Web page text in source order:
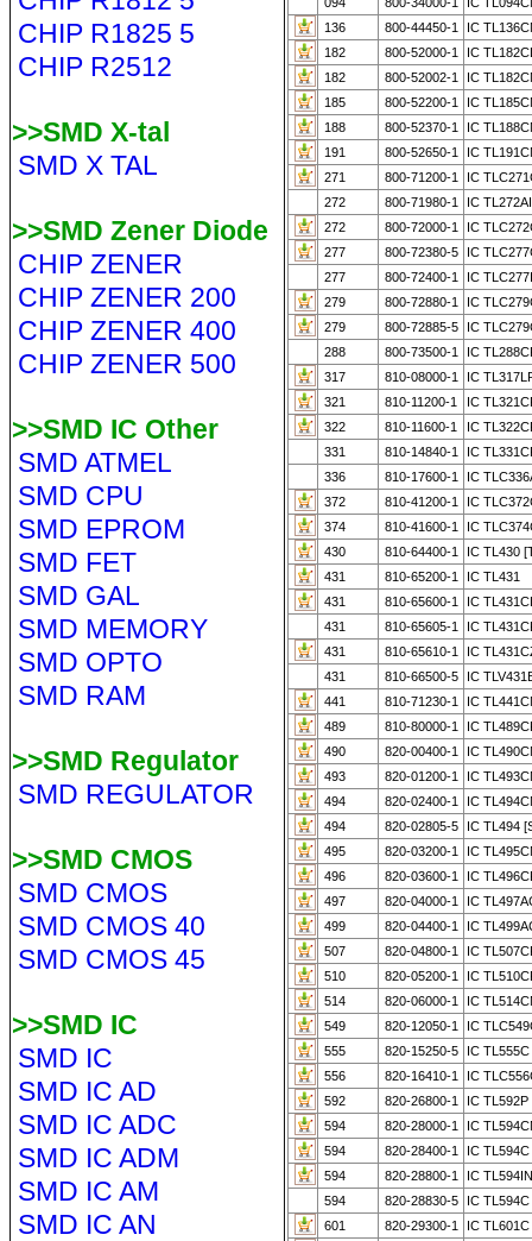
CHIP R1825 5
CHIP R2512
>>SMD X-tal
SMD X TAL
>>SMD Zener Diode
CHIP ZENER
CHIP ZENER 200
CHIP ZENER 400
CHIP ZENER 500
>>SMD IC Other
SMD ATMEL
SMD CPU
SMD EPROM
SMD FET
SMD GAL
SMD MEMORY
SMD OPTO
SMD RAM
>>SMD Regulator
SMD REGULATOR
>>SMD CMOS
SMD CMOS
SMD CMOS 40
SMD CMOS 45
>>SMD IC
SMD IC
SMD IC AD
SMD IC ADC
SMD IC ADM
SMD IC AM
SMD IC AN
136
800-44450-1
IC
182
800-52000-1
IC
182
800-52002-1
IC
185
800-52200-1
IC
188
800-52370-1
IC
191
800-52650-1
IC
271
800-71200-1
IC
272
800-71980-1
IC
272
800-72000-1
IC
277
800-72380-5
IC
277
800-72400-1
IC
279
800-72880-1
IC
279
800-72885-5
IC
288
800-73500-1
IC
317
810-08000-1
IC
321
810-11200-1
IC
322
810-11600-1
IC
331
810-14840-1
IC
336
810-17600-1
IC
372
810-41200-1
IC
374
810-41600-1
IC
430
810-64400-1
IC TL430
431
810-65200-1
IC TL431
431
810-65600-1
IC
431
810-65605-1
IC
431
810-65610-1
IC
431
810-66500-5
IC
441
810-71230-1
IC
489
810-80000-1
IC
490
820-00400-1
IC
493
820-01200-1
IC
494
820-02400-1
IC
494
820-02805-5
IC TL494
495
820-03200-1
IC
496
820-03600-1
IC
497
820-04000-1
IC
499
820-04400-1
IC
507
820-04800-1
IC
510
820-05200-1
IC
514
820-06000-1
IC
549
820-12050-1
IC
555
820-15250-5
IC TL555C
556
820-16410-1
IC
592
820-26800-1
IC TL592P
594
820-28000-1
IC
594
820-28400-1
IC TL594C
594
820-28800-1
IC TL594IN
594
820-28830-5
IC TL594C
601
820-29300-1
IC TL601C